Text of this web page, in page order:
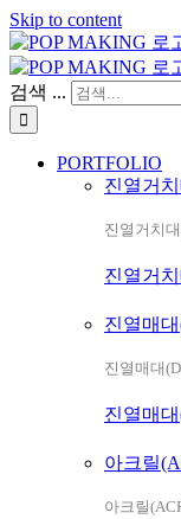
Skip to content
검색 ...
PORTFOLIO
진열거
진열거치
진열거
진열매
진열매대
진열매
아크릴
아크릴